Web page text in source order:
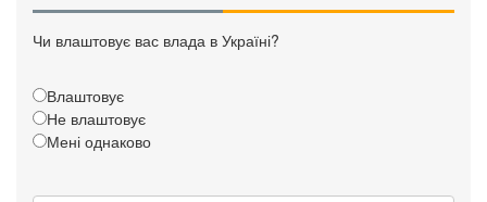
Чи влаштовує вас влада в Україні?
Влаштовує
Не влаштовує
Мені однаково